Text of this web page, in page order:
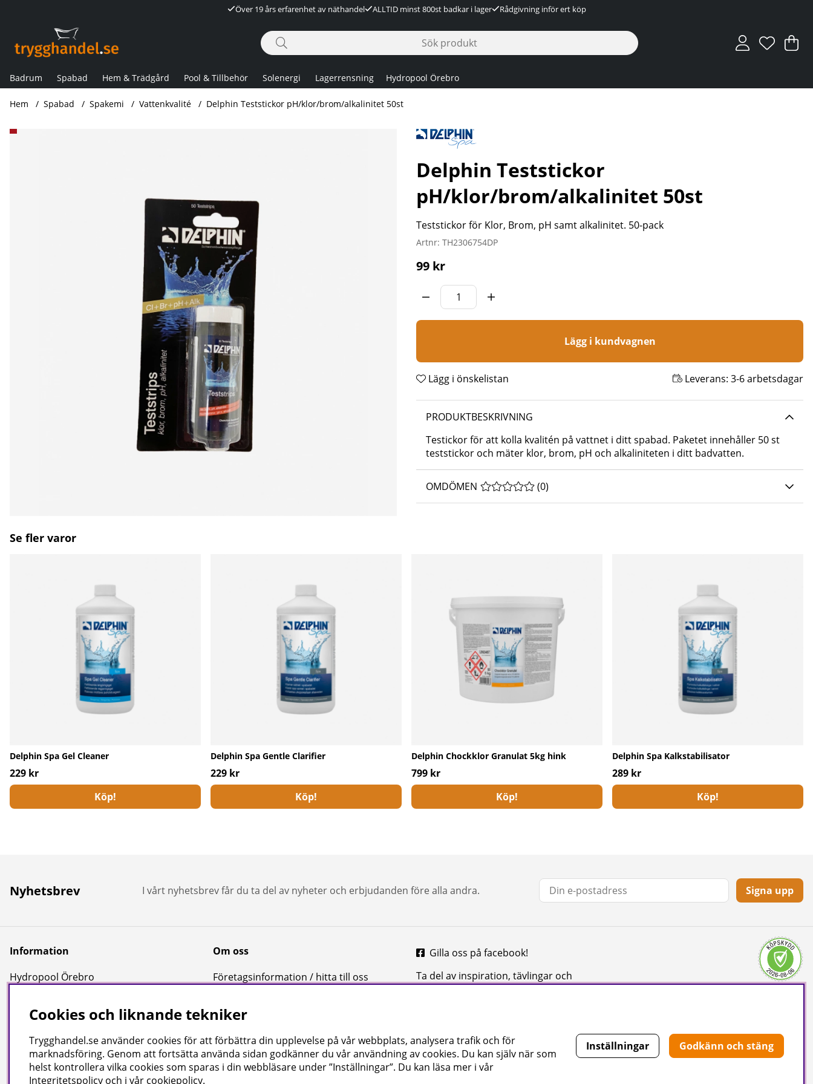
Över 19 års erfarenhet av näthandel ALLTID minst 800st badkar i lager Rådgivning inför ert köp
.
Badrum Spabad Hem & Trädgård Pool & Tillbehör Solenergi Lagerrensning Hydropool Örebro
Hem Spabad Spakemi Vattenkvalité Delphin Teststickor pH/klor/brom/alkalinitet 50st
Produktbilder Delphin Teststickor pH/klor/brom/alkalinitet 50st
Delphin Teststickor
pH/klor/brom/alkalinitet 50st
Teststickor för Klor, Brom, pH samt alkalinitet. 50-pack
Artnr: TH2306754DP
99 kr
Lägg i kundvagnen
Lägg i önskelistan Leverans: 3-6 arbetsdagar
PRODUKTBESKRIVNING
Testickor för att kolla kvalitén på vattnet i ditt spabad. Paketet innehåller 50 st
teststickor och mäter klor, brom, pH och alkaliniteten i ditt badvatten.
OMDÖMEN MEDELBETYG 0 AV 5 ANTAL BETYG 0
(0)
Se fler varor
Delphin Spa Gel Cleaner
229 kr
Köp!
Delphin Spa Gentle Clarifier
229 kr
Köp!
Delphin Chockklor Granulat 5kg hink
799 kr
Köp!
Delphin Spa Kalkstabilisator
289 kr
Köp!
Nyhetsbrev I vårt nyhetsbrev får du ta del av nyheter och erbjudanden före alla andra. Signa upp
Information
Hydropool Örebro
Reportage & Guider
Köpvillkor
Integritetspolicy
Uppgifter för leverans
Om oss
Företagsinformation / hitta till oss
Gilla oss på facebook!
Ta del av inspiration, tävlingar och
mycket mer
Cookies och liknande tekniker
Trygghandel.se använder cookies för att förbättra din upplevelse på vår webbplats, analysera trafik och för
marknadsföring. Genom att fortsätta använda sidan godkänner du vår användning av cookies. Du kan själv när som
helst kontrollera vilka cookies som sparas i din webbläsare under ”Inställningar”. Du kan läsa mer i vår
Integritetspolicy och i vår cookiepolicy.
Inställningar Godkänn och stäng